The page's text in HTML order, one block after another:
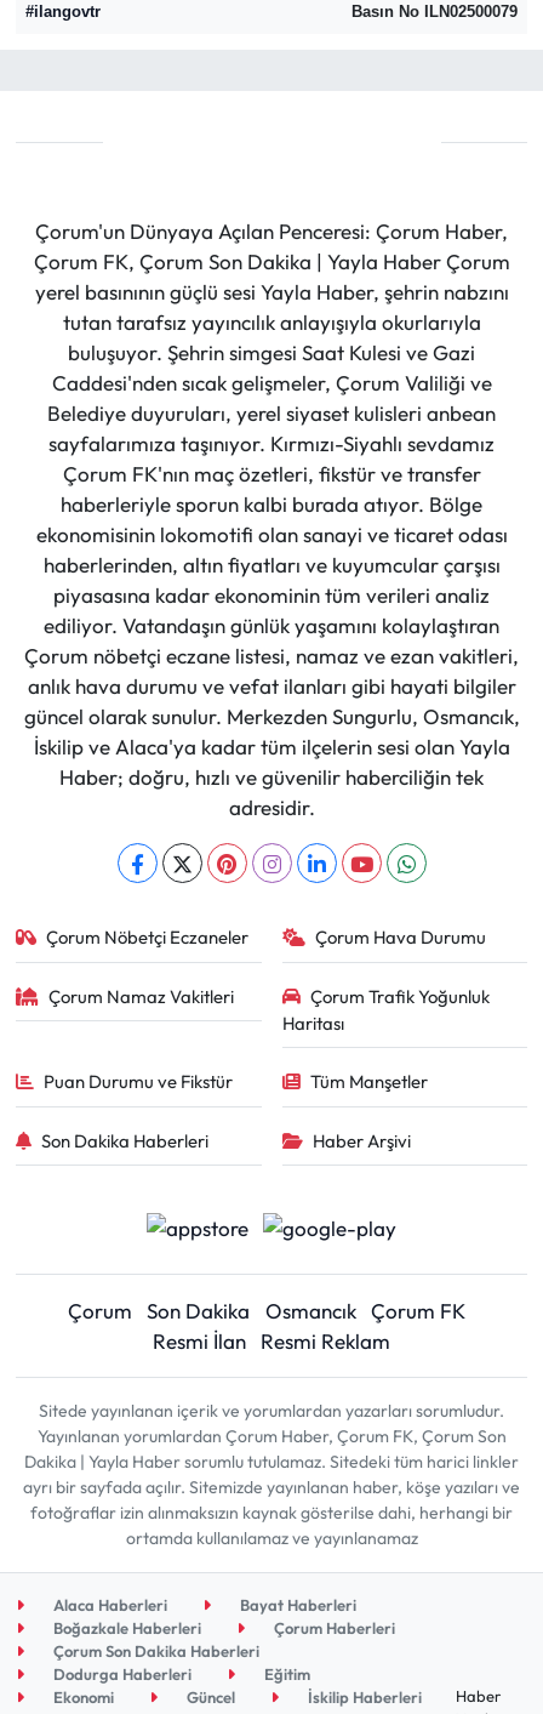
#ilangovtr
Basın No ILN02500079
Çorum'un Dünyaya Açılan Penceresi: Çorum Haber,
Çorum FK, Çorum Son Dakika | Yayla Haber Çorum
yerel basınının güçlü sesi Yayla Haber, şehrin nabzını
tutan tarafsız yayıncılık anlayışıyla okurlarıyla
buluşuyor. Şehrin simgesi Saat Kulesi ve Gazi
Caddesi'nden sıcak gelişmeler, Çorum Valiliği ve
Belediye duyuruları, yerel siyaset kulisleri anbean
sayfalarımıza taşınıyor. Kırmızı-Siyahlı sevdamız
Çorum FK'nın maç özetleri, fikstür ve transfer
haberleriyle sporun kalbi burada atıyor. Bölge
ekonomisinin lokomotifi olan sanayi ve ticaret odası
haberlerinden, altın fiyatları ve kuyumcular çarşısı
piyasasına kadar ekonominin tüm verileri analiz
ediliyor. Vatandaşın günlük yaşamını kolaylaştıran
Çorum nöbetçi eczane listesi, namaz ve ezan vakitleri,
anlık hava durumu ve vefat ilanları gibi hayati bilgiler
güncel olarak sunulur. Merkezden Sungurlu, Osmancık,
İskilip ve Alaca'ya kadar tüm ilçelerin sesi olan Yayla
Haber; doğru, hızlı ve güvenilir haberciliğin tek
adresidir.
Çorum Nöbetçi Eczaneler Çorum Hava Durumu
Çorum Namaz Vakitleri
Çorum Trafik Yoğunluk
Haritası
Puan Durumu ve Fikstür Tüm Manşetler
Son Dakika Haberleri Haber Arşivi
Çorum Son Dakika Osmancık Çorum FK
Resmi İlan
Resmi Reklam
Sitede yayınlanan içerik ve yorumlardan yazarları sorumludur.
Yayınlanan yorumlardan Çorum Haber, Çorum FK, Çorum Son
Dakika | Yayla Haber sorumlu tutulamaz. Sitedeki tüm harici linkler
ayrı bir sayfada açılır. Sitemizde yayınlanan haber, köşe yazıları ve
fotoğraflar izin alınmaksızın kaynak gösterilse dahi, herhangi bir
ortamda kullanılamaz ve yayınlanamaz
Alaca Haberleri
Bayat Haberleri
Boğazkale Haberleri
Çorum Haberleri
Çorum Son Dakika Haberleri
Dodurga Haberleri
Eğitim
Ekonomi
Güncel
İskilip Haberleri
Haber